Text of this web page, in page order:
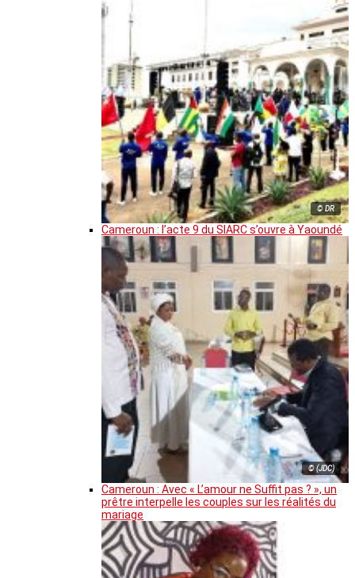
© DR
Cameroun : l’acte 9 du SIARC s’ouvre à Yaoundé
© (JDC)
Cameroun : Avec « L’amour ne Suffit pas ? », un
prêtre interpelle les couples sur les réalités du
mariage